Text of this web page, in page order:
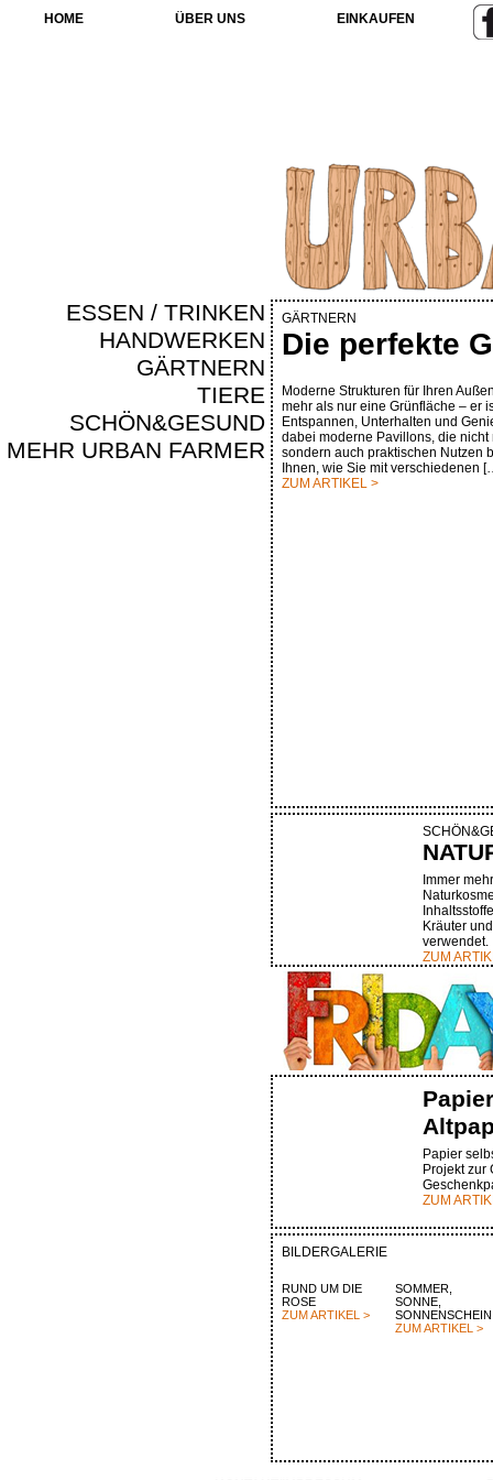
HOME ÜBER UNS EINKAUFEN
ESSEN / TRINKEN
HANDWERKEN
GÄRTNERN
TIERE
SCHÖN&GESUND
MEHR URBAN FARMER
GÄRTNERN
Die perfekte
Moderne Strukturen für Ihren
mehr als nur eine Grünfläche – er
Entspannen, Unterhalten und
dabei moderne Pavillons, die
sondern auch praktischen Nutzen
Ihnen, wie Sie mit verschiedenen
ZUM ARTIKEL >
Immer
Kräuter
verwendet.
ZUM
Papier
Projekt zur
ZUM
BILDERGALERIE
RUND UM DIE
ROSE
ZUM ARTIKEL >
SOMMER,
SONNE,
ZUM ARTIKEL >